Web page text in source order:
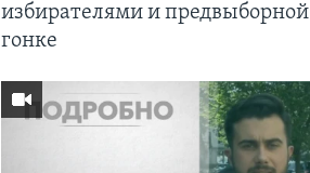
избирателями и предвыборной
гонке